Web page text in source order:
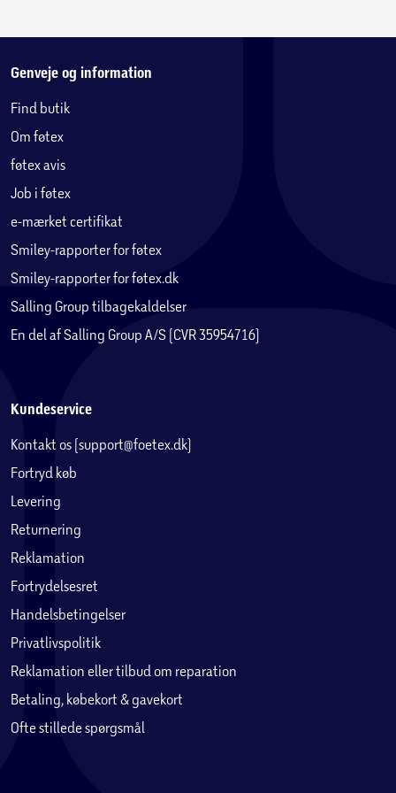
***** – Femina
»Lucinda Riley er en forfatter, der kan få sine læsere til at
trippe i spænding efter næste roman.«
***** – Søndag
»… en storslået og helt igennem dejlig læseoplevelse.«
– Litteratursiden
»… et oplagt julegaveønske.«
**** – Boginspiration
Genveje og information
Find butik
Om føtex
føtex avis
Job i føtex
e-mærket certifikat
Smiley-rapporter for føtex
Smiley-rapporter for føtex.dk
Salling Group tilbagekaldelser
En del af Salling Group A/S (CVR 35954716)
Kundeservice
Kontakt os (support@foetex.dk)
Fortryd køb
Levering
Returnering
Reklamation
Fortrydelsesret
Handelsbetingelser
Privatlivspolitik
Reklamation eller tilbud om reparation
Betaling, købekort & gavekort
Ofte stillede spørgsmål